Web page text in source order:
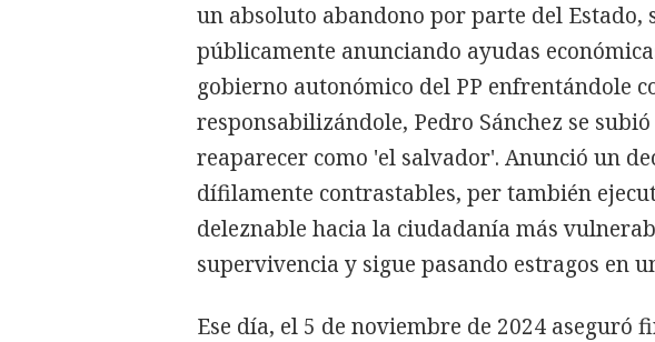
un absoluto abandono por parte del Estado,
públicamente anunciando ayudas
gobierno autonómico del PP enfrentándole
responsabilizándole, Pedro Sánchez se
reaparecer como 'el salvador'. Anunció un
dífilamente contrastables, per también
deleznable hacia la ciudadanía más
supervivencia y sigue pasando estragos en
Ese día, el 5 de noviembre de 2024 aseguró